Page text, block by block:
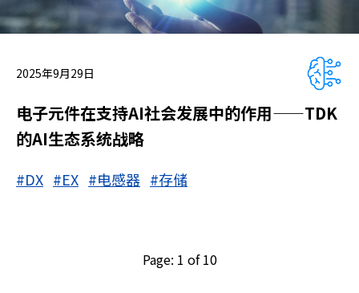
2025年9月29日
电子元件在支持AI社会发展中的作用——TDK
的AI生态系统战略
#DX #EX #电感器 #存储
Page: 1 of 10